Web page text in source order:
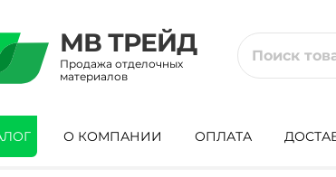
МВ ТРЕЙД
Продажа отделочных
материалов
О КОМПАНИИ ОПЛАТА